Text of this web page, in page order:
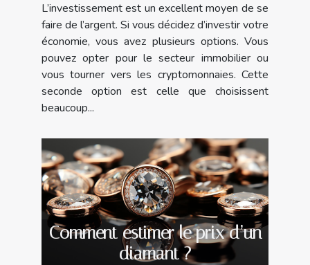
L’investissement est un excellent moyen de se
faire de l’argent. Si vous décidez d’investir votre
économie, vous avez plusieurs options. Vous
pouvez opter pour le secteur immobilier ou
vous tourner vers les cryptomonnaies. Cette
seconde option est celle que choisissent
beaucoup...
Comment estimer le prix d’un
diamant ?